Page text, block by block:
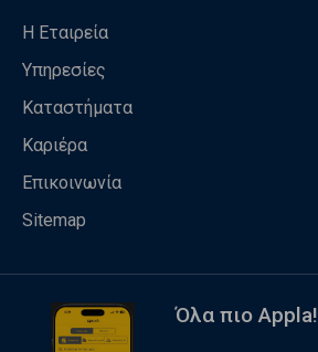
Η Εταιρεία
Υπηρεσίες
Καταστήματα
Καριέρα
Επικοινωνία
Sitemap
Όλα πιο Appla!